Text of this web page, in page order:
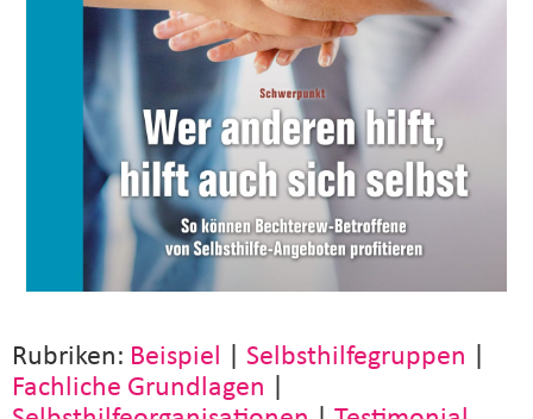
Rubriken: Beispiel | Selbsthilfegruppen |
Fachliche Grundlagen |